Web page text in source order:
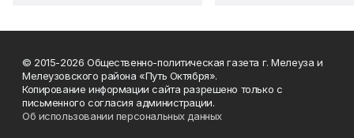
© 2015-2026 Общественно-политическая газета г. Мелеуза и
Мелеузовского района «Путь Октября».
Копирование информации сайта разрешено только с
письменного согласия администрации.
Об использовании персональных данных